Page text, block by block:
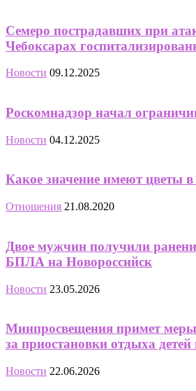
Семеро пострадавших при
Чебоксарах
Новости 09.12.2025
Роскомнадзор начал
Новости 04.12.2025
Какое значение имеют цветы в
Отношения 21.08.2020
Двое мужчин получили
БПЛА на Новороссийск
Новости 23.05.2026
Минпросвещения примет меры
за приостановки отдыха
Новости 22.06.2026